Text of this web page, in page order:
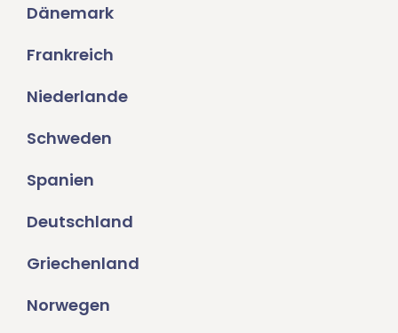
Dänemark
Frankreich
Niederlande
Schweden
Spanien
Deutschland
Griechenland
Norwegen